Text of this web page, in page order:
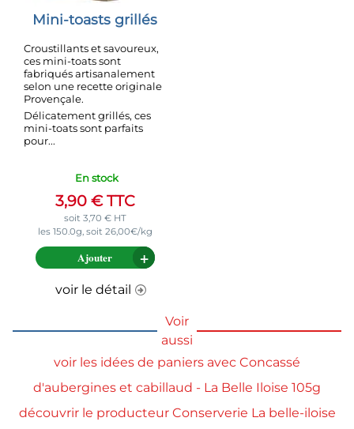
Mini-toasts grillés
Croustillants et savoureux,
ces mini-toats sont
fabriqués artisanalement
selon une recette originale
Provençale.
Délicatement grillés, ces
mini-toats sont parfaits
pour...
En stock
3,90 €TTC
soit 3,70 €HT
les 150.0g, soit 26,00€/kg
Ajouter
voir le détail
Voir
aussi
voir les idées de paniers avec Concassé
d'aubergines et cabillaud - La Belle Iloise 105g
découvrir le producteur Conserverie La belle-iloise